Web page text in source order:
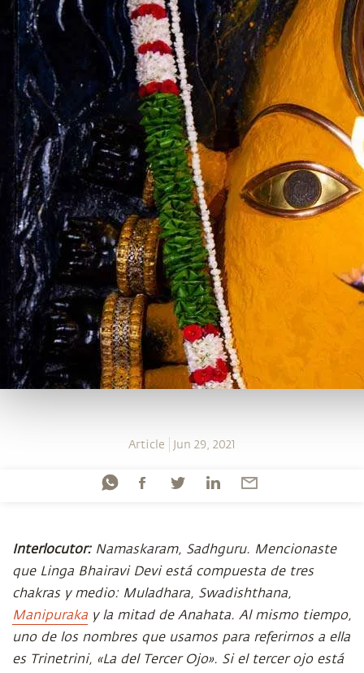
Article Jun 29, 2021
Interlocutor: Namaskaram, Sadhguru. Mencionaste
que Linga Bhairavi Devi está compuesta de tres
chakras y medio: Muladhara, Swadishthana,
Manipuraka y la mitad de Anahata. Al mismo tiempo,
uno de los nombres que usamos para referirnos a ella
es Trinetrini, «La del Tercer Ojo». Si el tercer ojo está